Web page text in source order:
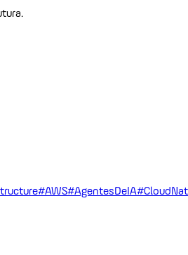
#AWS#AgentesDeIA